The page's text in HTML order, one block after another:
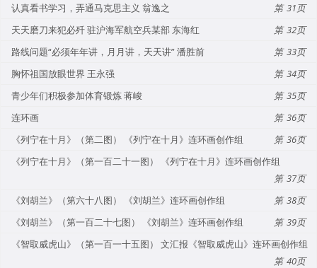
认真看书学习，弄通马克思主义 翁逸之
31
天天磨刀来犯必歼 驻沪海军航空兵某部 东海红
32
路线问题“必须年年讲，月月讲，天天讲” 潘胜前
33
胸怀祖国放眼世界 王永强
34
青少年们积极参加体育锻炼 蒋峻
35
连环画
36
《列宁在十月》（第二图） 《列宁在十月》连环画创作组
36
《列宁在十月》（第一百二十一图） 《列宁在十月》连环画创作组
37
《刘胡兰》（第六十八图） 《刘胡兰》连环画创作组
38
《刘胡兰》（第一百二十七图） 《刘胡兰》连环画创作组
39
《智取威虎山》（第一百一十五图） 文汇报《智取威虎山》连环画创作组
40